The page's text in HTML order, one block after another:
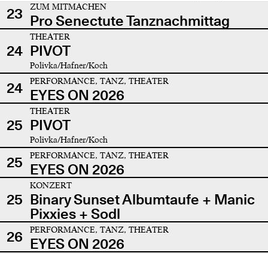
23
ZUM MITMACHEN
Pro Senectute Tanznachmittag
24
THEATER
PIVOT
Polivka/Hafner/Koch
24 PERFORMANCE, TANZ, THEATER
EYES ON 2026
25
THEATER
PIVOT
Polivka/Hafner/Koch
25 PERFORMANCE, TANZ, THEATER
EYES ON 2026
25
KONZERT
Binary Sunset Albumtaufe + Manic
Pixxies + Sodl
26
PERFORMANCE, TANZ, THEATER
EYES ON 2026